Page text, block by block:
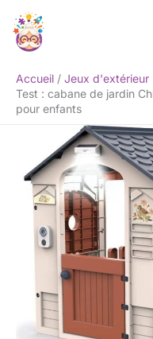
contenu
Accueil
Jeux d'extérieur
Test : cabane de jardin
pour enfants
Rechercher